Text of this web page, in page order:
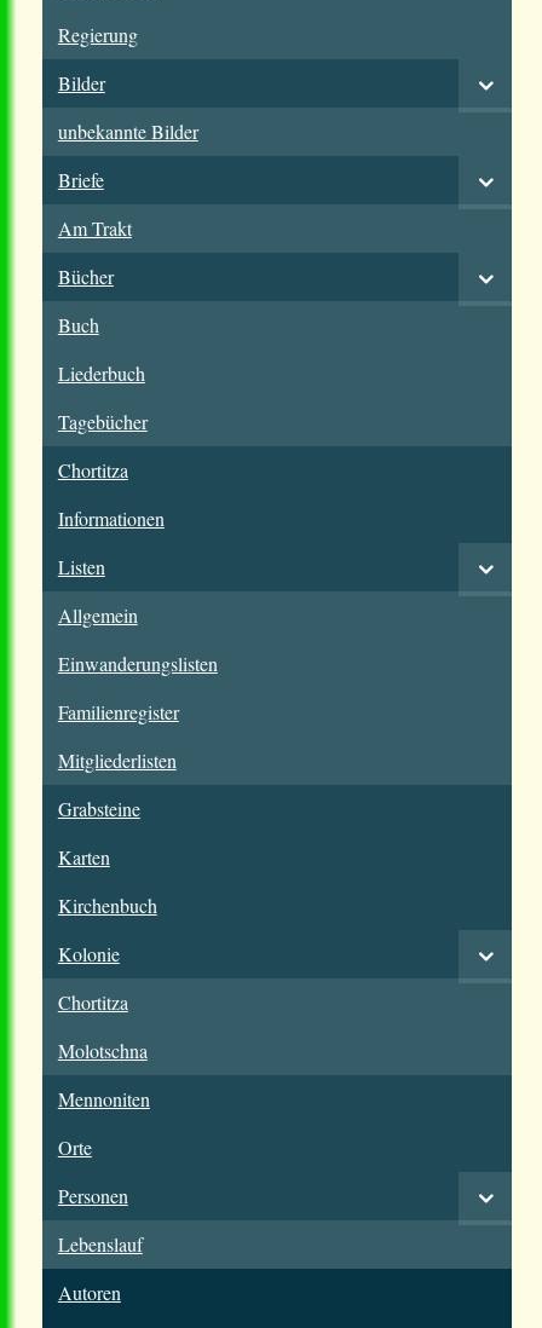
Regierung
Bilder
unbekannte Bilder
Briefe
Am Trakt
Bücher
Buch
Liederbuch
Tagebücher
Chortitza
Informationen
Listen
Allgemein
Einwanderungslisten
Familienregister
Mitgliederlisten
Grabsteine
Karten
Kirchenbuch
Kolonie
Chortitza
Molotschna
Mennoniten
Orte
Personen
Lebenslauf
Autoren